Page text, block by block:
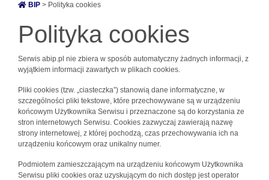
BIP > Polityka cookies
Polityka cookies
Serwis abip.pl nie zbiera w sposób automatyczny żadnych informacji, z
wyjątkiem informacji zawartych w plikach cookies.
Pliki cookies (tzw. „ciasteczka”) stanowią dane informatyczne, w
szczególności pliki tekstowe, które przechowywane są w urządzeniu
końcowym Użytkownika Serwisu i przeznaczone są do korzystania ze
stron internetowych Serwisu. Cookies zazwyczaj zawierają nazwę
strony internetowej, z której pochodzą, czas przechowywania ich na
urządzeniu końcowym oraz unikalny numer.
Podmiotem zamieszczającym na urządzeniu końcowym Użytkownika
Serwisu pliki cookies oraz uzyskującym do nich dostęp jest operator